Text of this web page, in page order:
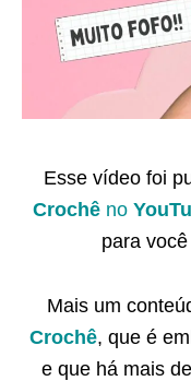
Esse vídeo foi
Crochê no
para você
Mais um
Crochê, que é
e que há mais